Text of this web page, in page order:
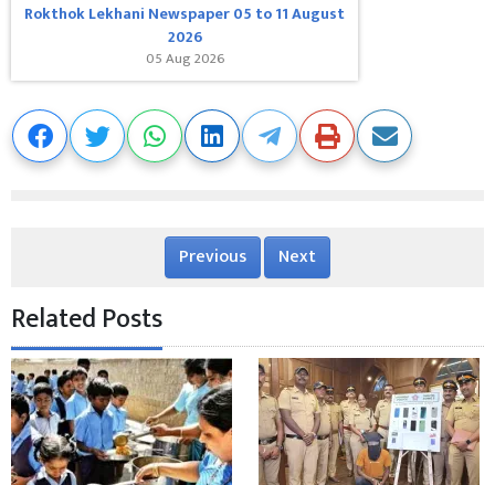
Rokthok Lekhani Newspaper 05 to 11 August
2026
05 Aug 2026
Previous Next
Related Posts